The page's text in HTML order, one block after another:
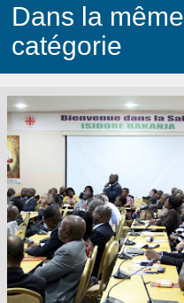
Dans la même
catégorie